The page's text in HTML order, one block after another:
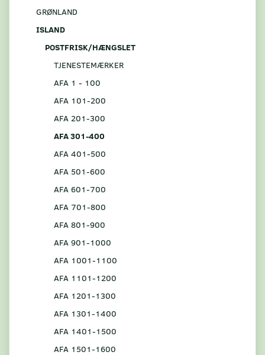
GRØNLAND
ISLAND
POSTFRISK/HÆNGSLET
TJENESTEMÆRKER
AFA 1 - 100
AFA 101-200
AFA 201-300
AFA 301-400
AFA 401-500
AFA 501-600
AFA 601-700
AFA 701-800
AFA 801-900
AFA 901-1000
AFA 1001-1100
AFA 1101-1200
AFA 1201-1300
AFA 1301-1400
AFA 1401-1500
AFA 1501-1600